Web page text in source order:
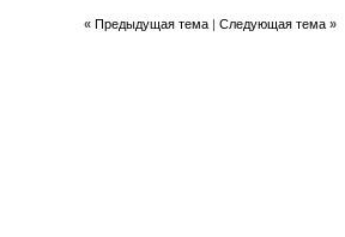
« Предыдущая тема| Следующая тема »